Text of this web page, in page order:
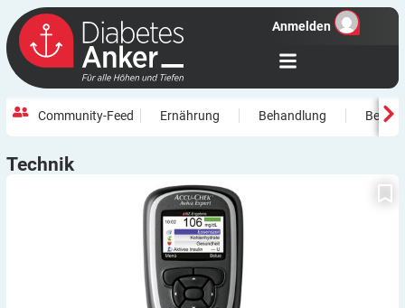
Anmelden
Community-Feed Ernährung Behandlung
Technik